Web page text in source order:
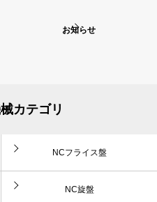
お知らせ
カテゴリ
NCフライス盤
NC旋盤